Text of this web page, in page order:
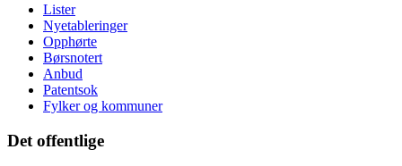
Lister
Nyetableringer
Opphørte
Børsnotert
Anbud
Patentsok
Fylker og kommuner
Det offentlige